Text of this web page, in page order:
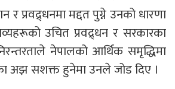
र प्रवद्र्धनमा मद्दत पुग्ने उनको धारणा
उचित प्रवद्र्धन र सरकारका
नेपालको आर्थिक समृद्धिमा
अझ सशक्त हुनेमा उनले जोड दिए ।